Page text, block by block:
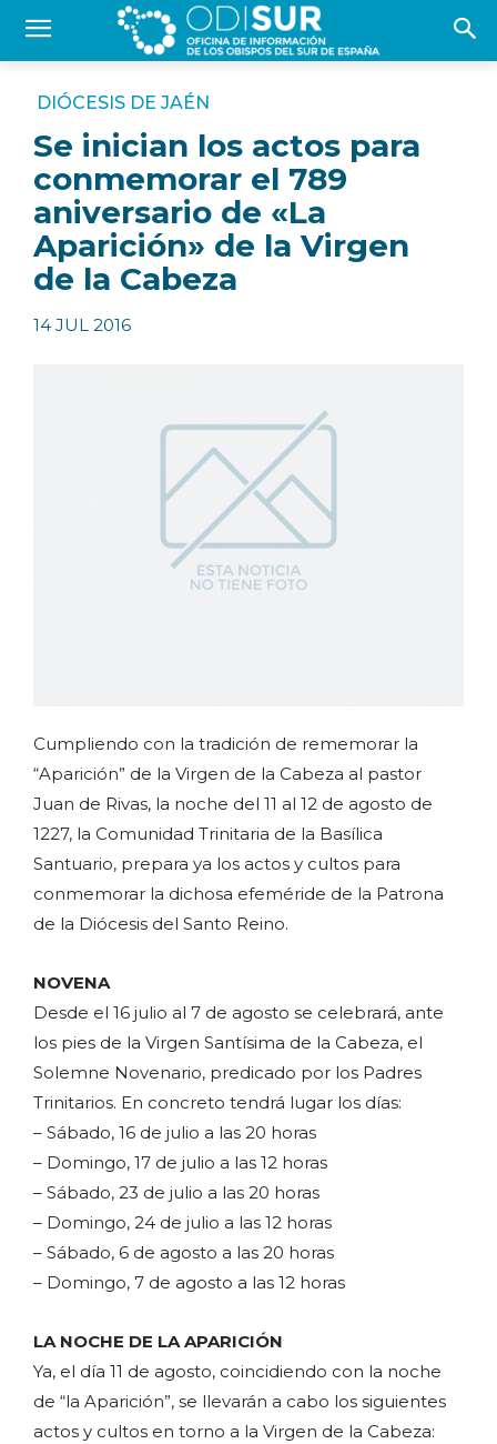
DIÓCESIS DE JAÉN
Se inician los actos para
conmemorar el 789
aniversario de «La
Aparición» de la Virgen
de la Cabeza
14 JUL 2016
Cumpliendo con la tradición de rememorar la
“Aparición” de la Virgen de la Cabeza al pastor
Juan de Rivas, la noche del 11 al 12 de agosto de
1227, la Comunidad Trinitaria de la Basílica
Santuario, prepara ya los actos y cultos para
conmemorar la dichosa efeméride de la Patrona
de la Diócesis del Santo Reino.
NOVENA
Desde el 16 julio al 7 de agosto se celebrará, ante
los pies de la Virgen Santísima de la Cabeza, el
Solemne Novenario, predicado por los Padres
Trinitarios. En concreto tendrá lugar los días:
– Sábado, 16 de julio a las 20 horas
– Domingo, 17 de julio a las 12 horas
– Sábado, 23 de julio a las 20 horas
– Domingo, 24 de julio a las 12 horas
– Sábado, 6 de agosto a las 20 horas
– Domingo, 7 de agosto a las 12 horas
LA NOCHE DE LA APARICIÓN
Ya, el día 11 de agosto, coincidiendo con la noche
de “la Aparición”, se llevarán a cabo los siguientes
actos y cultos en torno a la Virgen de la Cabeza: